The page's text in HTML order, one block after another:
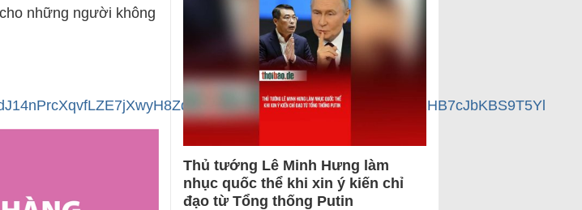
những người không
Thủ tướng Lê Minh Hưng làm
nhục quốc thể khi xin ý kiến chỉ
đạo từ Tổng thống Putin